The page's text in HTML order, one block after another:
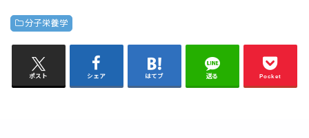
分子栄養学
ポスト シェア はてブ 送る Pocket